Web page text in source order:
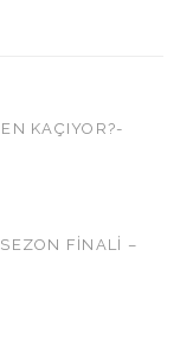
KAÇIYOR?-
FİNALİ –